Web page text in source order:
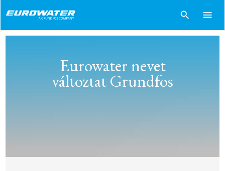
search menu
Eurowater nevet
változtat Grundfos